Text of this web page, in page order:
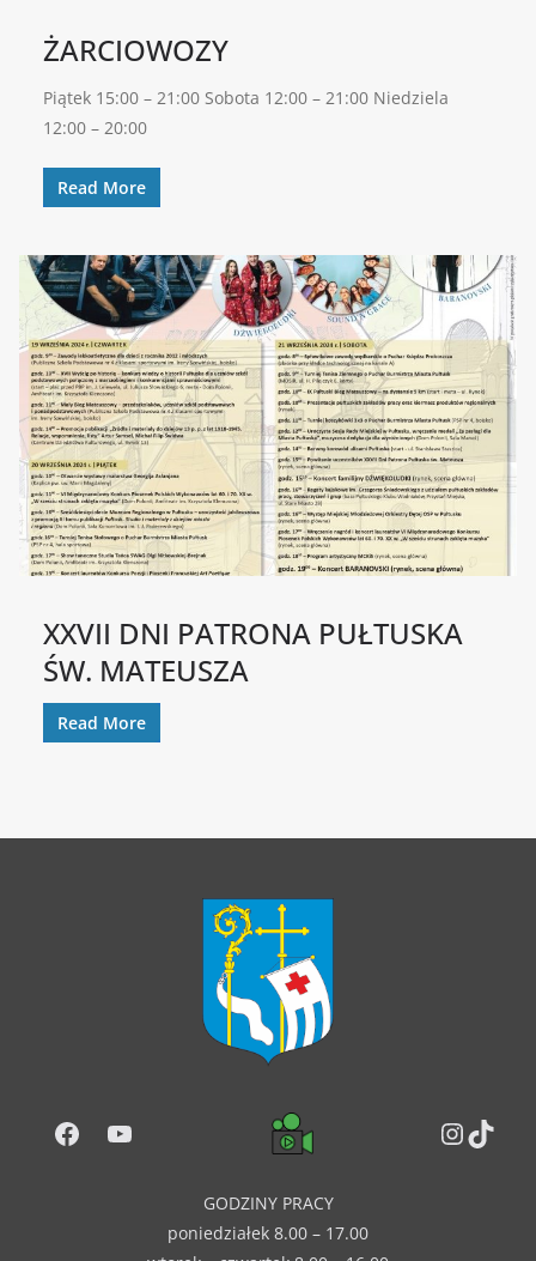
ŻARCIOWOZY
Piątek 15:00 – 21:00 Sobota 12:00 – 21:00 Niedziela
12:00 – 20:00
Read More
XXVII DNI PATRONA PUŁTUSKA
ŚW. MATEUSZA
Read More
Facebook
YouTube
GODZINY PRACY
poniedziałek 8.00 – 17.00